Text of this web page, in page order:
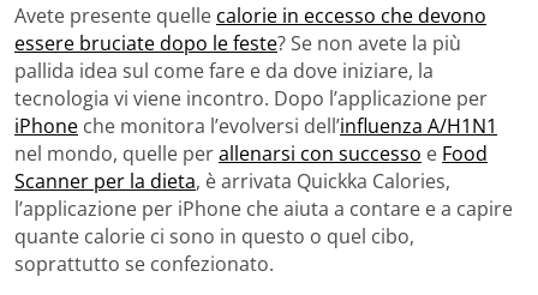
Avete presente quelle calorie in eccesso che devono
essere bruciate dopo le feste? Se non avete la più
pallida idea sul come fare e da dove iniziare, la
tecnologia vi viene incontro. Dopo l’applicazione per
iPhone che monitora l’evolversi dell’influenza A/H1N1
nel mondo, quelle perallenarsi con successo e Food
Scanner per la dieta, è arrivata Quickka Calories,
l’applicazione per iPhone che aiuta a contare e a capire
quante calorie ci sono in questo o quel cibo,
soprattutto se confezionato.